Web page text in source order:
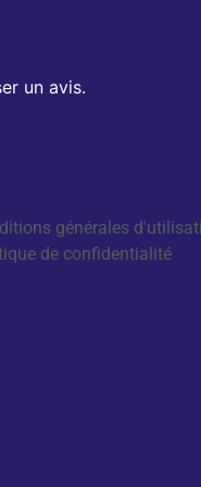
un avis.
générales
de confidentialité